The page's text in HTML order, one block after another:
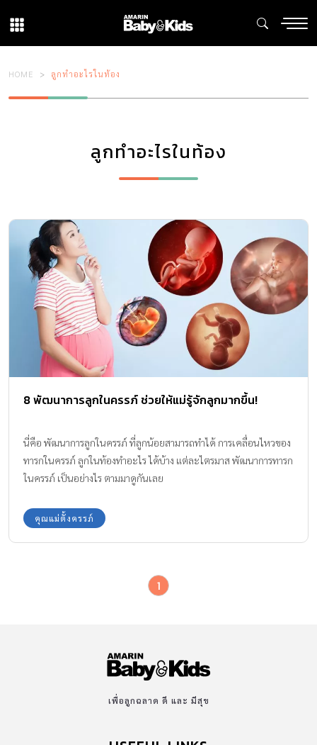
HOME ลูกทําอะไรในท้อง
ลูกทําอะไรในท้อง
8 พัฒนาการลูกในครรภ์ ช่วยให้แม่รู้จักลูกมากขึ้น!
นี่คือ พัฒนาการลูกในครรภ์ ที่ลูกน้อยสามารถทำได้ การเคลื่อนไหวของ
ทารกในครรภ์ ลูกในท้องทําอะไร ได้บ้าง แต่ละไตรมาส พัฒนาการทารก
ในครรภ์ เป็นอย่างไร ตามมาดูกันเลย
คุณแม่ตั้งครรภ์
1
เพื่อลูกฉลาด ดี และ มีสุข